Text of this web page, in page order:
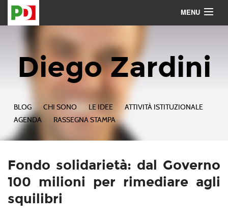
MENU
Diego Zardini
BLOG CHI SONO LE IDEE
ATTIVITÀ ISTITUZIONALE
AGENDA
RASSEGNA STAMPA
Fondo solidarietà: dal Governo
100 milioni per rimediare agli
squilibri